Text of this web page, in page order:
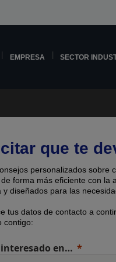
EMPRESA SECTOR
que te
personalizados sobre
forma más eficiente con la
y diseñados para las
tus datos de contacto a
contigo:
interesado en…